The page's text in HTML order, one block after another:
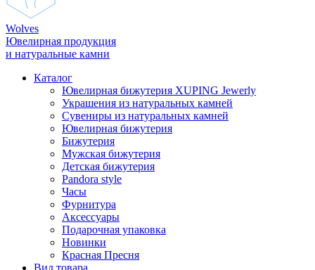
Wolves
Ювелирная продукция
и натуральные камни
Каталог
Ювелирная бижутерия XUPING Jewerly
Украшения из натуральных камней
Сувениры из натуральных камней
Ювелирная бижутерия
Бижутерия
Мужская бижутерия
Детская бижутерия
Pandora style
Часы
Фурнитура
Аксеcсуары
Подарочная упаковка
Новинки
Красная Пресня
Вид товара